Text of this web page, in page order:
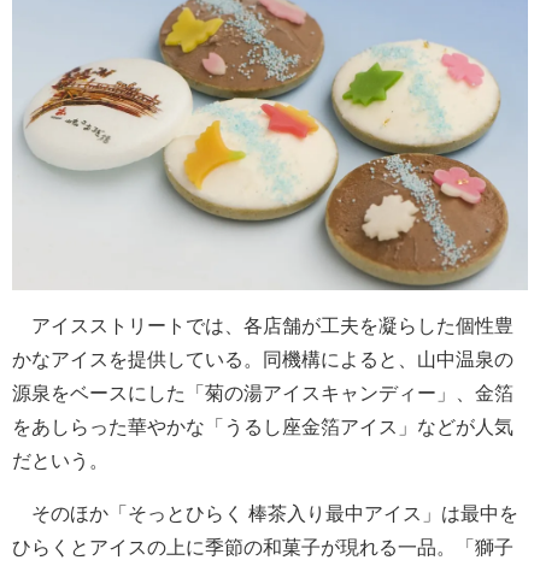
アイスストリートでは、各店舗が工夫を凝らした個性豊
かなアイスを提供している。同機構によると、山中温泉の
源泉をベースにした「菊の湯アイスキャンディー」、金箔
をあしらった華やかな「うるし座金箔アイス」などが人気
だという。
そのほか「そっとひらく 棒茶入り最中アイス」は最中を
ひらくとアイスの上に季節の和菓子が現れる一品。「獅子